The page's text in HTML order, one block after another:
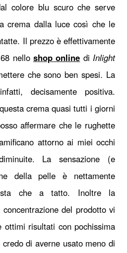
colore blu scuro che serve
crema dalla luce così che le
Il prezzo è effettivamente
nello shop online di Inlight
che sono ben spesi. La
decisamente positiva.
crema quasi tutti i giorni
affermare che le rughette
attorno ai miei occhi
La sensazione (e
della pelle è nettamente
che a tatto. Inoltre la
del prodotto vi
ottimi risultati con pochissima
di averne usato meno di